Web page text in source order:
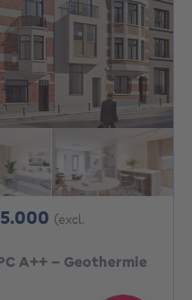
Van 1200000€
(excl.
A++ - Geothermie